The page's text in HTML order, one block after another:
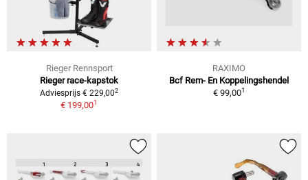
Rieger Rennsport
Rieger race-kapstok
Adviesprijs € 229,002
€ 199,001
RAXIMO
Bcf Rem- En Koppelingshendel
€ 99,001